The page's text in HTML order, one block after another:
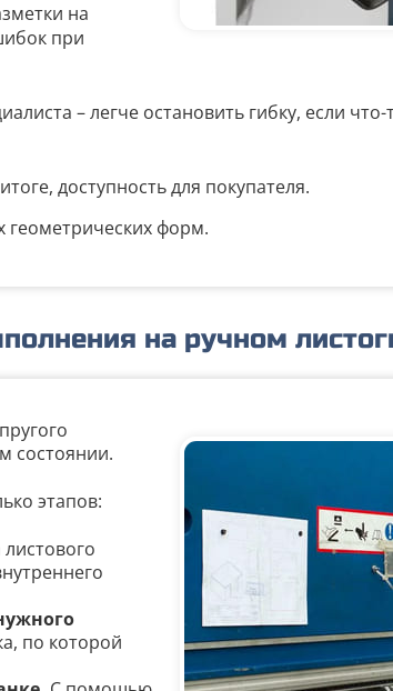
на
при
– легче остановить гибку, если
доступность для покупателя.
геометрических форм.
на ручном
состоянии.
этапов:
по которой